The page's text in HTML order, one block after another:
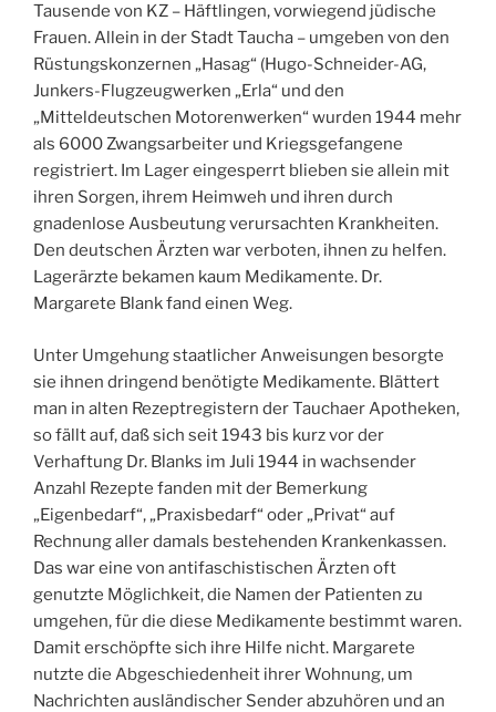
Tausende von KZ – Häftlingen, vorwiegend jüdische
Frauen. Allein in der Stadt Taucha – umgeben von den
Rüstungskonzernen „Hasag“ (Hugo-Schneider-AG,
Junkers-Flugzeugwerken „Erla“ und den
„Mitteldeutschen Motorenwerken“ wurden 1944 mehr
als 6000 Zwangsarbeiter und Kriegsgefangene
registriert. Im Lager eingesperrt blieben sie allein mit
ihren Sorgen, ihrem Heimweh und ihren durch
gnadenlose Ausbeutung verursachten Krankheiten.
Den deutschen Ärzten war verboten, ihnen zu helfen.
Lagerärzte bekamen kaum Medikamente. Dr.
Margarete Blank fand einen Weg.
Unter Umgehung staatlicher Anweisungen besorgte
sie ihnen dringend benötigte Medikamente. Blättert
man in alten Rezeptregistern der Tauchaer Apotheken,
so fällt auf, daß sich seit 1943 bis kurz vor der
Verhaftung Dr. Blanks im Juli 1944 in wachsender
Anzahl Rezepte fanden mit der Bemerkung
„Eigenbedarf“, „Praxisbedarf“ oder „Privat“ auf
Rechnung aller damals bestehenden Krankenkassen.
Das war eine von antifaschistischen Ärzten oft
genutzte Möglichkeit, die Namen der Patienten zu
umgehen, für die diese Medikamente bestimmt waren.
Damit erschöpfte sich ihre Hilfe nicht. Margarete
nutzte die Abgeschiedenheit ihrer Wohnung, um
Nachrichten ausländischer Sender abzuhören und an